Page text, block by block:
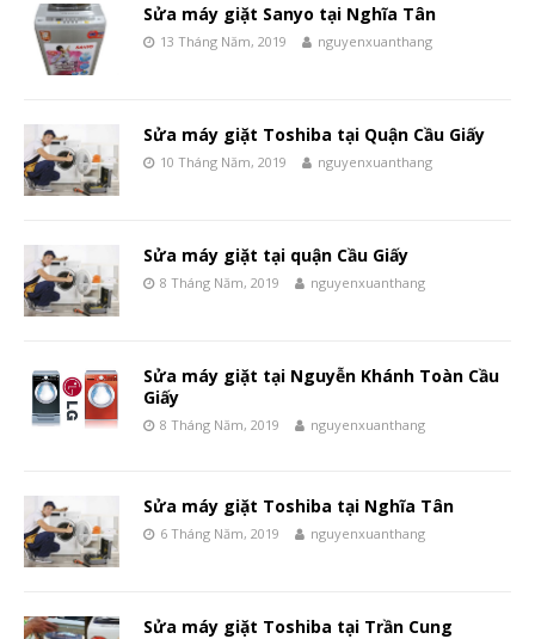
Sửa máy giặt Sanyo tại Nghĩa Tân
13 Tháng Năm, 2019 nguyenxuanthang
Sửa máy giặt Toshiba tại Quận Cầu Giấy
10 Tháng Năm, 2019 nguyenxuanthang
Sửa máy giặt tại quận Cầu Giấy
8 Tháng Năm, 2019 nguyenxuanthang
Sửa máy giặt tại Nguyễn Khánh Toàn Cầu
Giấy
8 Tháng Năm, 2019 nguyenxuanthang
Sửa máy giặt Toshiba tại Nghĩa Tân
6 Tháng Năm, 2019 nguyenxuanthang
Sửa máy giặt Toshiba tại Trần Cung